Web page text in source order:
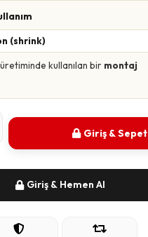
(shrink)
kullanılan bir montaj
Giriş & Sepet
Giriş & Hemen Al